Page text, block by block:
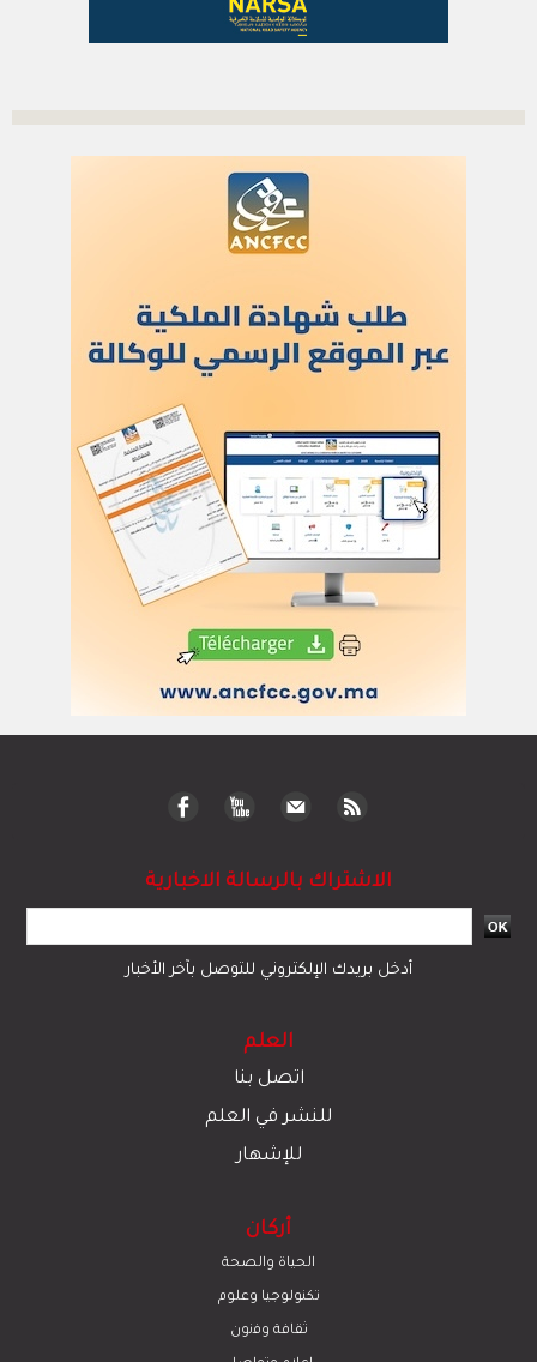
الاشتراك بالرسالة الاخبارية
أدخل بريدك الإلكتروني للتوصل بآخر الأخبار
العلم
اتصل بنا
للنشر في العلم
للإشهار
أركان
الحياة والصحة
تكنولوجيا وعلوم
ﺛﻘﺎﻓﺔ وﻓﻧون